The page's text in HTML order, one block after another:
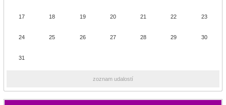
17 18 19 20 21 22 23
24 25 26 27 28 29 30
31
zoznam udalostí